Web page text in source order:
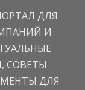
ДЛЯ
И
СОВЕТЫ
ДЛЯ